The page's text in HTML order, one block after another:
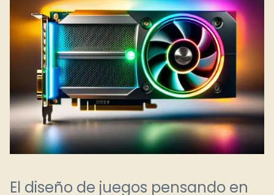
El diseño de juegos pensando en